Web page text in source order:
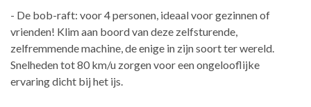
- De bob-raft: voor 4 personen, ideaal voor gezinnen of
vrienden! Klim aan boord van deze zelfsturende,
zelfremmende machine, de enige in zijn soort ter wereld.
Snelheden tot 80 km/u zorgen voor een ongelooflijke
ervaring dicht bij het ijs.